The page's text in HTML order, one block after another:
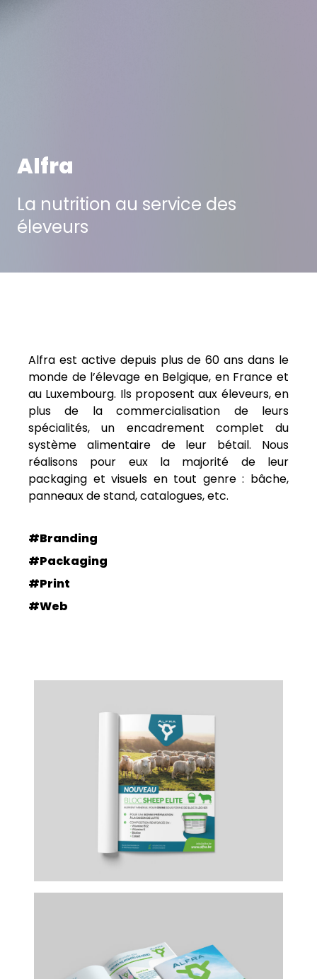
Alfra
La nutrition au service des
éleveurs
#Branding
#Packaging
#Print
#Web
Alfra est active depuis plus de 60 ans dans le
monde de l’élevage en Belgique, en France et
au Luxembourg. Ils proposent aux éleveurs, en
plus de la commercialisation de leurs
spécialités, un encadrement complet du
système alimentaire de leur bétail. Nous
réalisons pour eux la majorité de leur
packaging et visuels en tout genre : bâche,
panneaux de stand, catalogues, etc.